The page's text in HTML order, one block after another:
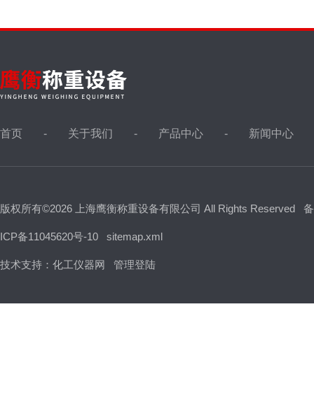
首页 关于我们 产品中心 新闻中心
版权所有©2026 上海鹰衡称重设备有限公司 All Rights Reserved
ICP备11045620号-10 sitemap.xml
技术支持： 化工仪器网 管理登陆